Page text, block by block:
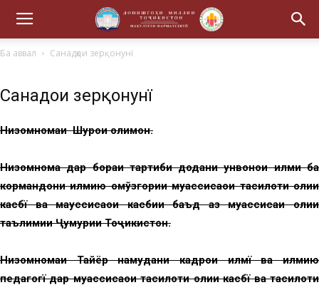
Ба аввал Санадҳои зерқонунї
Санадҳои зерқонунї
Низомномаи Шурои олимон.
Низомнома дар бораи тартиби додани унвонҳои илми ба
кормандони илмию омўзгории муассисаҳои таҳсилоти олии
касбї ва мауссисаҳои касбии баъд аз муассисаи олии
таълимии Ҷумҳурии Тоҷикистон.
Низомномаи Тайёр намудани кадрҳои илмї ва илмию
педагогї дар муассисаҳои таҳсилоти олии касбї ва таҳсилоти